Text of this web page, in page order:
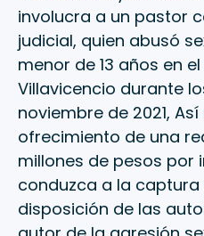
involucra a un pastor
judicial, quien abusó
menor de 13 años en
Villavicencio durante
noviembre de 2021,
ofrecimiento de una
millones de pesos por
conduzca a la captura
disposición de las